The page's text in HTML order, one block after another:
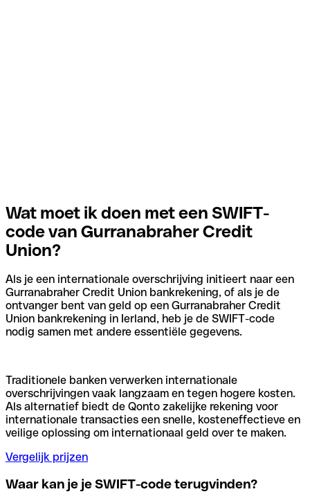
Wat moet ik doen met een SWIFT-
code van Gurranabraher Credit
Union?
Als je een internationale overschrijving initieert naar een
Gurranabraher Credit Union bankrekening, of als je de
ontvanger bent van geld op een Gurranabraher Credit
Union bankrekening in Ierland, heb je de SWIFT-code
nodig samen met andere essentiële gegevens.
Traditionele banken verwerken internationale
overschrijvingen vaak langzaam en tegen hogere kosten.
Als alternatief biedt de Qonto zakelijke rekening voor
internationale transacties een snelle, kosteneffectieve en
veilige oplossing om internationaal geld over te maken.
Vergelijk prijzen
Waar kan je je SWIFT-code terugvinden?